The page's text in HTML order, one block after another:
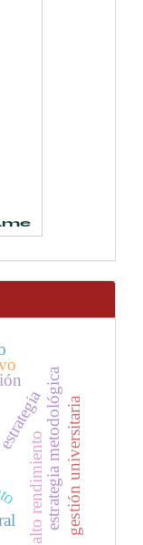
alto rendimientoestrategia metodológica
estrategia gestión universitaria